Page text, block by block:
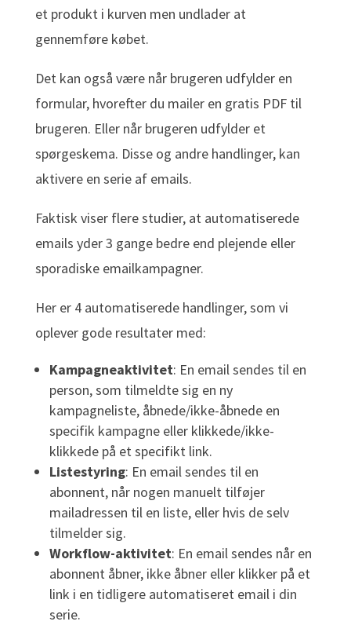
et produkt i kurven men undlader at
gennemføre købet.
Det kan også være når brugeren udfylder en
formular, hvorefter du mailer en gratis PDF til
brugeren. Eller når brugeren udfylder et
spørgeskema. Disse og andre handlinger, kan
aktivere en serie af emails.
Faktisk viser flere studier, at automatiserede
emails yder 3 gange bedre end plejende eller
sporadiske emailkampagner.
Her er 4 automatiserede handlinger, som vi
oplever gode resultater med:
Kampagneaktivitet: En email sendes til en
person, som tilmeldte sig en ny
kampagneliste, åbnede/ikke-åbnede en
specifik kampagne eller klikkede/ikke-
klikkede på et specifikt link.
Listestyring: En email sendes til en
abonnent, når nogen manuelt tilføjer
mailadressen til en liste, eller hvis de selv
tilmelder sig.
Workflow-aktivitet: En email sendes når en
abonnent åbner, ikke åbner eller klikker på et
link i en tidligere automatiseret email i din
serie.